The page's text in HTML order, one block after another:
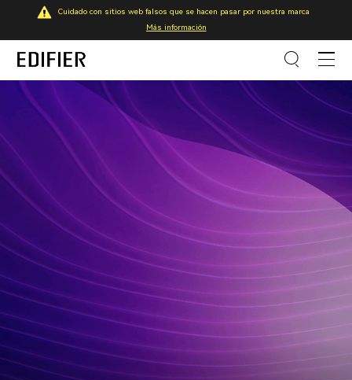
Cuidado con sitios web falsos que se hacen pasar por nuestra marca
Más información